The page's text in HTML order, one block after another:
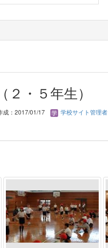
・５年生）
成：2017/01/17 学校サイト管理者